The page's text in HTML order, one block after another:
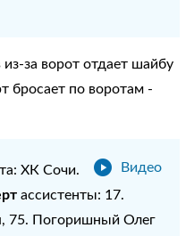
за ворот отдает шайбу
бросает по воротам -
Видео
ХК Сочи.
ассистенты: 17.
75. Погоришный Олег